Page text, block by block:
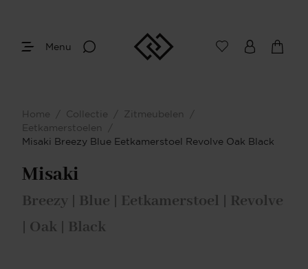
Menu
Home / Collectie / Zitmeubelen
/
Eetkamerstoelen
/
Misaki Breezy Blue Eetkamerstoel Revolve Oak Black
Misaki
Breezy | Blue | Eetkamerstoel | Revolve
| Oak | Black